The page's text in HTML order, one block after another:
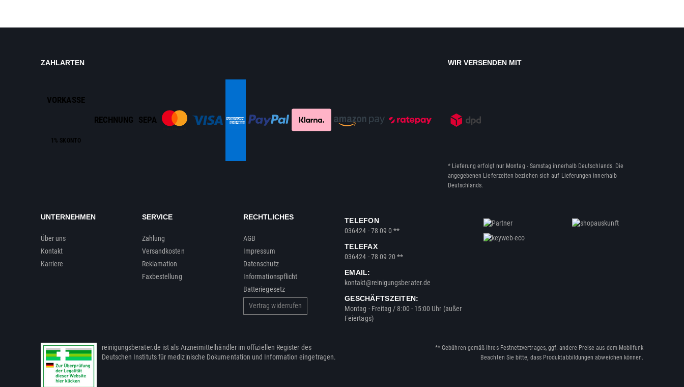
ZAHLARTEN
VORKASSE
1% SKONTO
RECHNUNG SEPA
WIR VERSENDEN MIT
* Lieferung erfolgt nur Montag - Samstag innerhalb Deutschlands. Die
angegebenen Lieferzeiten beziehen sich auf Lieferungen innerhalb
Deutschlands.
UNTERNEHMEN
Über uns
Kontakt
Karriere
SERVICE
Zahlung
Versandkosten
Reklamation
Faxbestellung
RECHTLICHES
AGB
Impressum
Datenschutz
Informationspflicht
Batteriegesetz
Vertrag widerrufen
TELEFON
036424 - 78 09 0 **
TELEFAX
036424 - 78 09 20 **
EMAIL:
kontakt@reinigungsberater.de
GESCHÄFTSZEITEN:
Montag - Freitag / 8:00 - 15:00 Uhr (außer
Feiertags)
reinigungsberater.de ist als Arzneimittelhändler im offiziellen Register des
Deutschen Instituts für medizinische Dokumentation und Information eingetragen.
** Gebühren gemäß Ihres Festnetzvertrages, ggf. andere Preise aus dem Mobilfunk
Beachten Sie bitte, dass Produktabbildungen abweichen können.